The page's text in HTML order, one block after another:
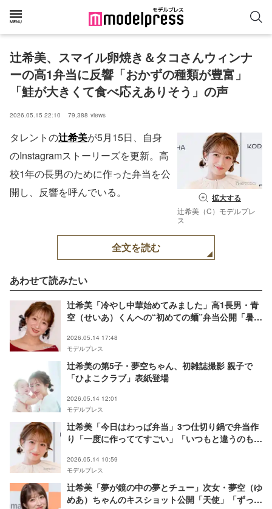
辻希美、スマイル卵焼き＆タコさんウィンナ
ーの高1弁当に反響「おかずの種類が豊富」
「鮭が大きくて食べ応えありそう」の声
2026.05.15 22:10 79,388 views
拡大する
辻希美（C）モデルプレ
ス
タレントの辻希美が5月15日、自身
のInstagramストーリーズを更新。高
校1年の長男のために作った弁当を公
開し、反響を呼んでいる。
全文を読む
あわせて読みたい
辻希美「冷やし中華始めてみました」高1長男・青
空（せいあ）くんへの“初めての麺”弁当公開「暑い
声
2026.05.14 17:48
モデルプレス
辻希美の第5子・夢空ちゃん、初雑誌撮影 親子で
「ひよこクラブ」表紙登場
2026.05.14 12:01
モデルプレス
辻希美「今日はわっぱ弁当」3つ仕切り鍋で弁当作
り「一度に作っててすごい」「いつもと違うのも可
2026.05.14 10:59
モデルプレス
辻希美「夢が鏡の中の夢とチュー」次女・夢空（ゆ
めあ）ちゃんのキスショット公開「天使」「ずっと